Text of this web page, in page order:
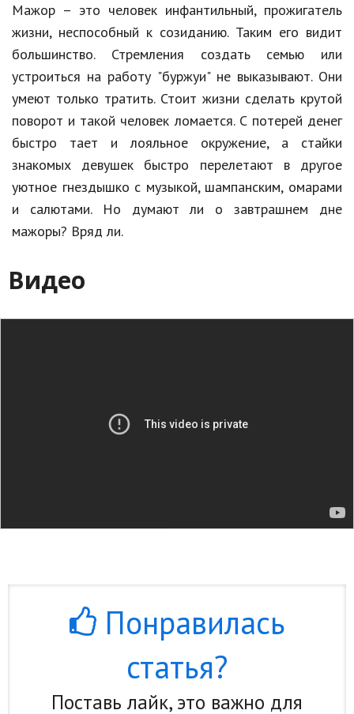
Мажор – это человек инфантильный, прожигатель
жизни, неспособный к созиданию. Таким его видит
большинство. Стремления создать семью или
устроиться на работу "буржуи" не выказывают. Они
умеют только тратить. Стоит жизни сделать крутой
поворот и такой человек ломается. С потерей денег
быстро тает и лояльное окружение, а стайки
знакомых девушек быстро перелетают в другое
уютное гнездышко с музыкой, шампанским, омарами
и салютами. Но думают ли о завтрашнем дне
мажоры? Вряд ли.
Видео
Понравилась
статья?
Поставь лайк, это важно для